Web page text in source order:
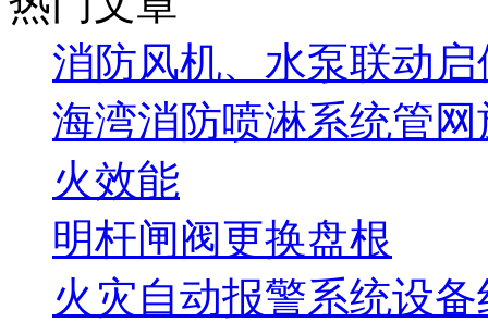
消防风机、水泵联动
海湾消防喷淋系统管
火效能
明杆闸阀更换盘根
火灾自动报警系统设